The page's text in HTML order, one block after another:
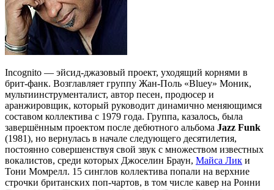
Incognito — эйсид-джазовый проект, уходящий корнями в
брит-фанк. Возглавляет группу Жан-Поль «Bluey» Моник,
мультиинструменталист, автор песен, продюсер и
аранжировщик, который руководит динамично меняющимся
составом коллектива с 1979 года. Группа, казалось, была
завершённым проектом после дебютного альбома Jazz Funk
(1981), но вернулась в начале следующего десятилетия,
постоянно совершенствуя свой звук с множеством известных
вокалистов, среди которых Джоселин Браун, Майса Лик и
Тони Момрелл. 15 синглов коллектива попали на верхние
строчки британских поп-чартов, в том числе кавер на Ронни